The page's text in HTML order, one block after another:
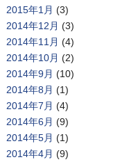
2015年1月 (3)
2014年12月 (3)
2014年11月 (4)
2014年10月 (2)
2014年9月 (10)
2014年8月 (1)
2014年7月 (4)
2014年6月 (9)
2014年5月 (1)
2014年4月 (9)